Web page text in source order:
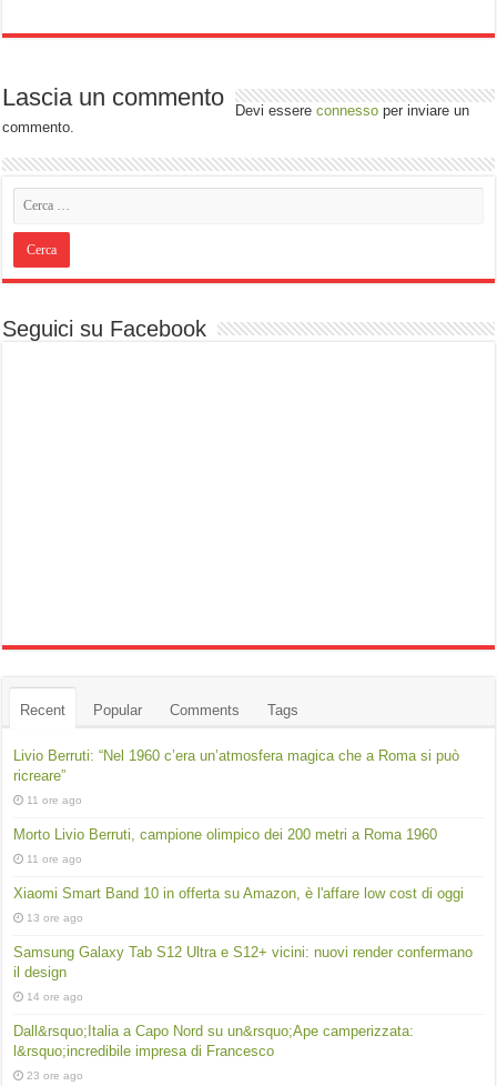
Lascia un commento Devi essereconnesso per inviare un
commento.
Seguici su Facebook
Recent Popular Comments Tags
Livio Berruti: “Nel 1960 c’era un’atmosfera magica che a Roma si può
ricreare”
11 ore ago
Morto Livio Berruti, campione olimpico dei 200 metri a Roma 1960
11 ore ago
Xiaomi Smart Band 10 in offerta su Amazon, è l'affare low cost di oggi
13 ore ago
Samsung Galaxy Tab S12 Ultra e S12+ vicini: nuovi render confermano
il design
14 ore ago
Dall&rsquo;Italia a Capo Nord su un&rsquo;Ape camperizzata:
l&rsquo;incredibile impresa di Francesco
23 ore ago